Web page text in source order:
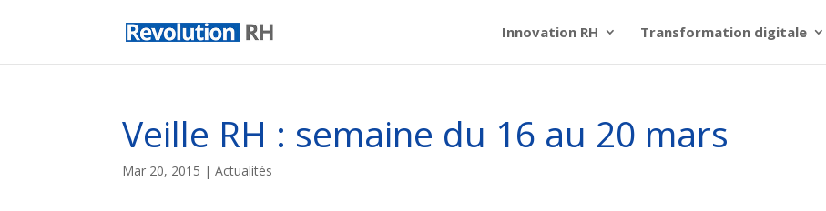
Innovation RH Transformation digitale
Veille RH : semaine du 16 au 20 mars
Mar 20, 2015 |Actualités